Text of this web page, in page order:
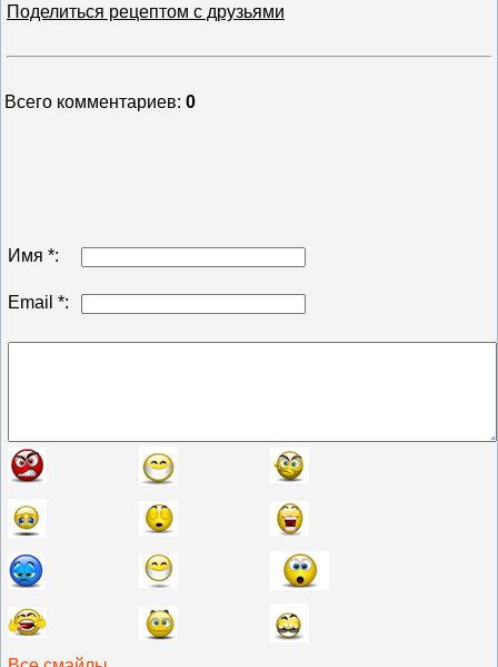
Поделиться рецептом с друзьями
Всего комментариев: 0
Имя *:
Email *: